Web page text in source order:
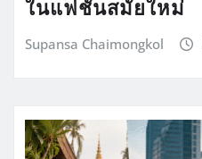
ในแฟชั่นสมัยใหม่
Supansa Chaimongkol